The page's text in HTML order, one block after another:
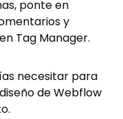
ponte en
y
Tag Manager.
necesitar para
de Webflow